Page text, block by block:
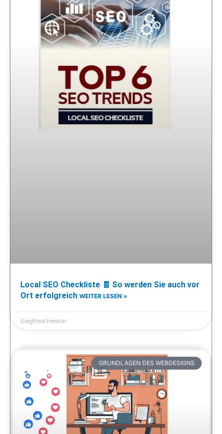
Local SEO Checkliste 🧾 So werden Sie auch vor
Ort erfolgreich WEITER LESEN »
Siegfried Hesker
GRUNDLAGEN DES WEBDESIGNS